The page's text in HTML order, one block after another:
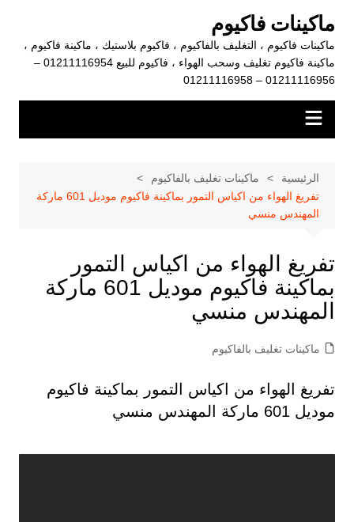
المحتوى
ماكينات فاكيوم
ماكينات فاكيوم ، التغليف بالفاكيوم ، فاكيوم بلاستيك ، ماكينة فاكيوم ،
ماكينة فاكيوم تغليف وسحب الهواء ، فاكيوم للبيع 01211116954 –
01211116956 – 01211116958
الرئيسية
ماكينات تغليف بالفاكيوم
تفريغ الهواء من اكياس التمور بماكينة فاكيوم موديل 601 ماركة
المهندس منسي
تفريغ الهواء من اكياس التمور
بماكينة فاكيوم موديل 601 ماركة
المهندس منسي
ماكينات تغليف بالفاكيوم
تفريغ الهواء من اكياس التمور بماكينة فاكيوم
موديل 601 ماركة المهندس منسي